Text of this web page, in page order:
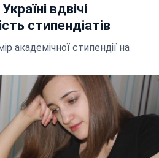
вдвічі
стипендіатів
академічної стипендії на